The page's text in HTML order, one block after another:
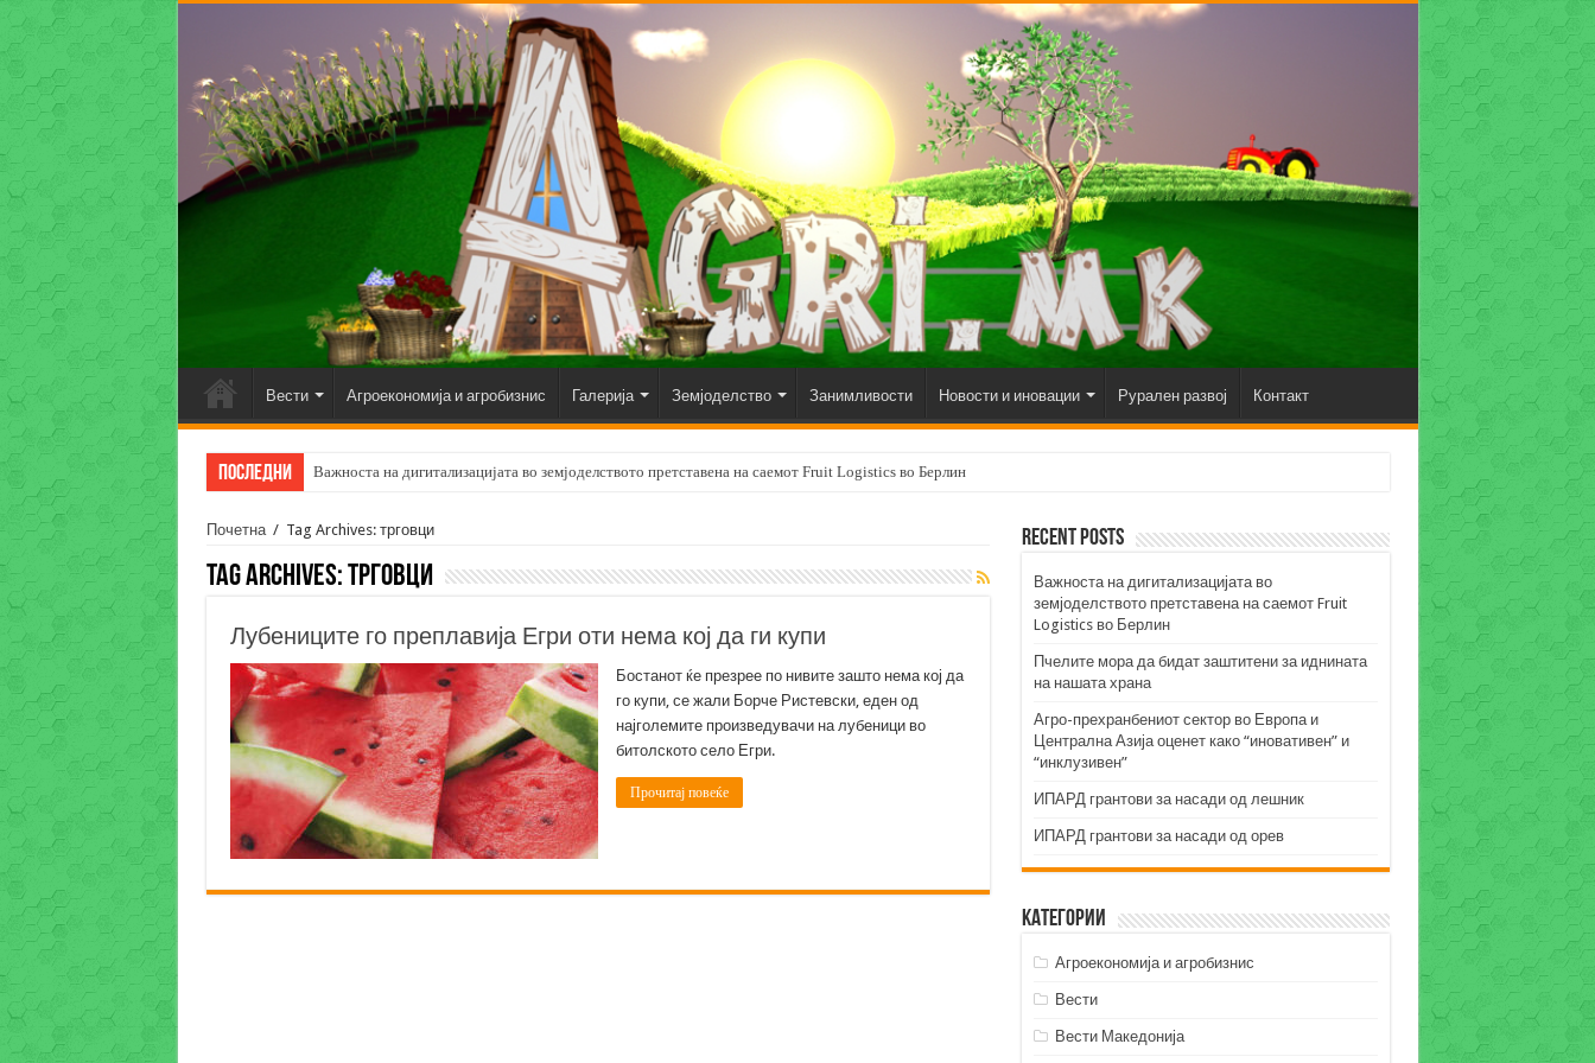
Вести Агроекономија и агробизнис Галерија Земјоделство Занимливости Новости и иновации Рурален развој Контакт
Последни Важноста на дигитализацијата во земјоделството претставена на саемот Fruit Logistics во Берлин
Почетна / Tag Archives: трговци
Tag Archives:трговци
Лубениците го преплавија Егри оти нема кој да ги купи
Бостанот ќе презрее по нивите зашто нема кој да
го купи, се жали Борче Ристевски, еден од
најголемите произведувачи на лубеници во
битолското село Егри.
Прочитај повеќе
Recent Posts
Важноста на дигитализацијата во
земјоделството претставена на саемот Fruit
Logistics во Берлин
Пчелите мора да бидат заштитени за иднината
на нашата храна
Агро-прехранбениот сектор во Европа и
Централна Азија оценет како “иновативен” и
“инклузивен”
ИПАРД грантови за насади од лешник
ИПАРД грантови за насади од орев
Категории
Агроекономија и агробизнис
Вести
Вести Македонија